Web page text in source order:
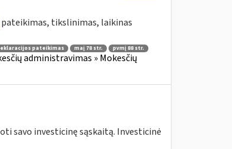
pateikimas, tikslinimas, laikinas
pateikimas maį 78 str.
pvmį 88 str.
administravimas » Mokesčių
savo investicinę sąskaitą. Investicinė